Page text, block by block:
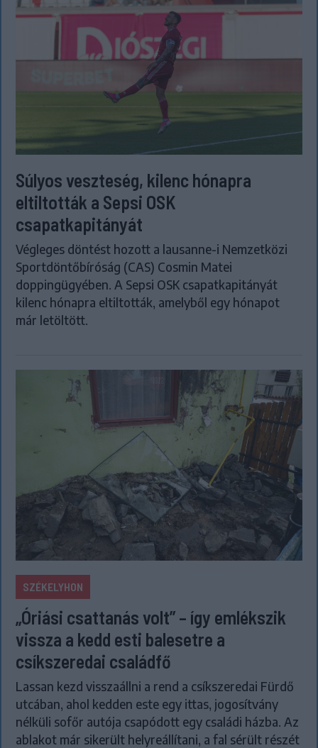
Súlyos veszteség, kilenc hónapra
eltiltották a Sepsi OSK
csapatkapitányát
Végleges döntést hozott a lausanne-i Nemzetközi
Sportdöntőbíróság (CAS) Cosmin Matei
doppingügyében. A Sepsi OSK csapatkapitányát
kilenc hónapra eltiltották, amelyből egy hónapot
már letöltött.
SZÉKELYHON
„Óriási csattanás volt” – így emlékszik
vissza a kedd esti balesetre a
csíkszeredai családfő
Lassan kezd visszaállni a rend a csíkszeredai Fürdő
utcában, ahol kedden este egy ittas, jogosítvány
nélküli sofőr autója csapódott egy családi házba. Az
ablakot már sikerült helyreállítani, a fal sérült részét